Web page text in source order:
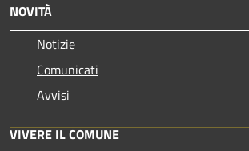
NOVITÀ
Notizie
Comunicati
Avvisi
VIVERE IL COMUNE